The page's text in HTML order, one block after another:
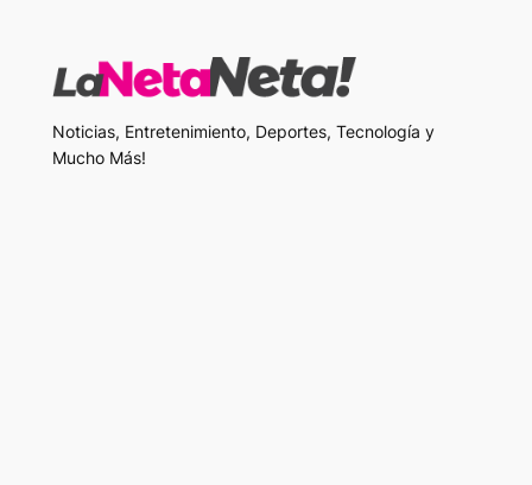
Noticias, Entretenimiento, Deportes, Tecnología y
Mucho Más!